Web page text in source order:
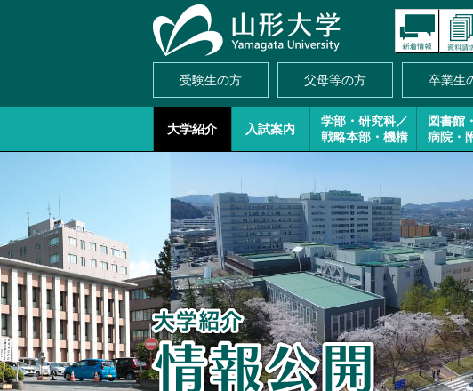
受験生の方 父母等の方 卒業生
大学紹介 入試案内
学部・研究科／
戦略本部・機構
図書館・
病院・